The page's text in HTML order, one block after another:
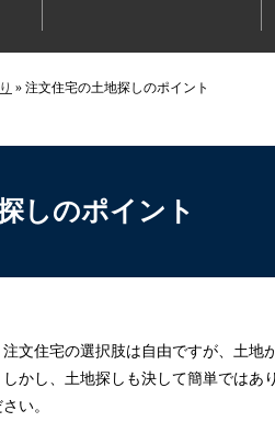
» 注文住宅の土地探しのポイント
しのポイント
文住宅の選択肢は自由ですが、土地
かし、土地探しも決して簡単ではあ
い。